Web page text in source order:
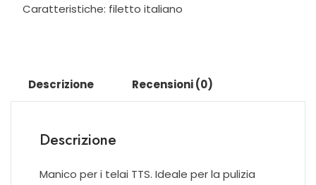
Caratteristiche: filetto italiano
Descrizione Recensioni (0)
Descrizione
Manico per i telai TTS. Ideale per la pulizia